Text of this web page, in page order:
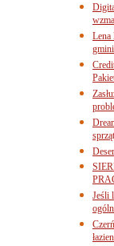
Lena
Jeśli